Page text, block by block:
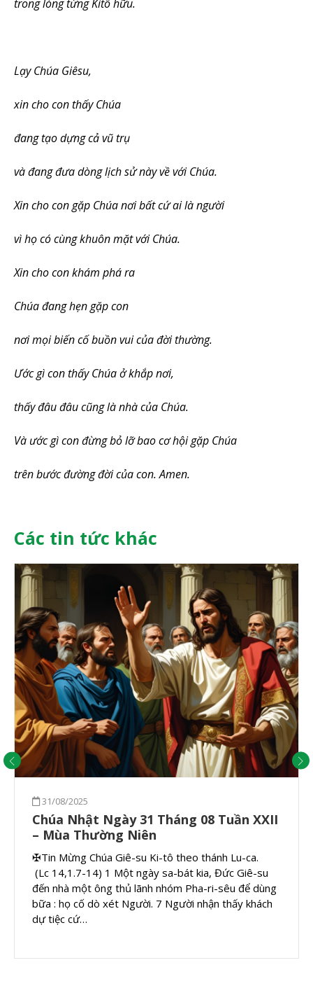
trong lòng từng Kitô hữu.
Lạy Chúa Giêsu,
xin cho con thấy Chúa
đang tạo dựng cả vũ trụ
và đang đưa dòng lịch sử này về với Chúa.
Xin cho con gặp Chúa nơi bất cứ ai là người
vì họ có cùng khuôn mặt với Chúa.
Xin cho con khám phá ra
Chúa đang hẹn gặp con
nơi mọi biến cố buồn vui của đời thường.
Ước gì con thấy Chúa ở khắp nơi,
thấy đâu đâu cũng là nhà của Chúa.
Và ước gì con đừng bỏ lỡ bao cơ hội gặp Chúa
trên bước đường đời của con. Amen.
Các tin tức khác
31/08/2025
Chúa Nhật Ngày 31 Tháng 08 Tuần XXII
– Mùa Thường Niên
✠Tin Mừng Chúa Giê-su Ki-tô theo thánh Lu-ca.
(Lc 14,1.7-14) 1 Một ngày sa-bát kia, Đức Giê-su
đến nhà một ông thủ lãnh nhóm Pha-ri-sêu để dùng
bữa : họ cố dò xét Người. 7 Người nhận thấy khách
dự tiệc cứ…